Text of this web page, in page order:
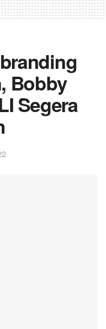
Bobby
Segera